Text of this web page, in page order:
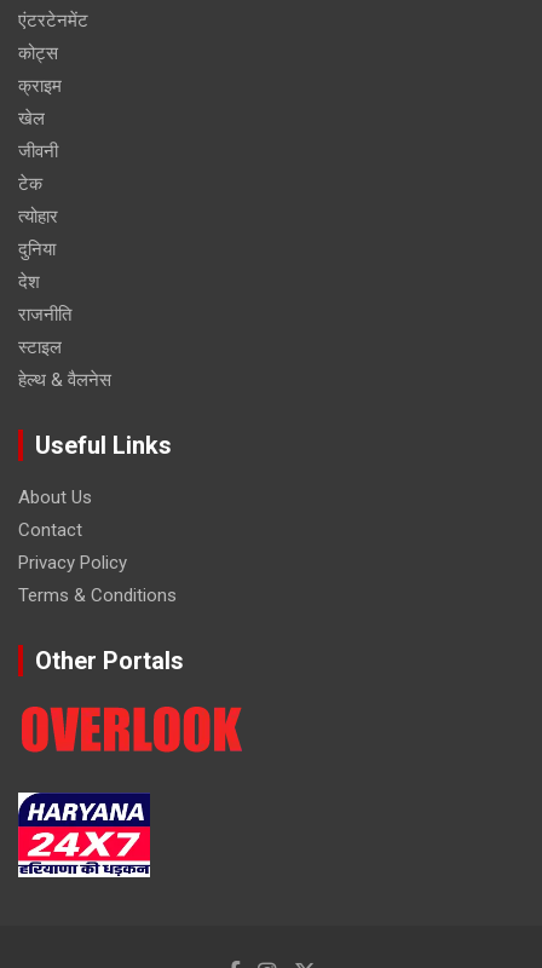
एंटरटेनमेंट
कोट्स
क्राइम
खेल
जीवनी
टेक
त्योहार
दुनिया
देश
राजनीति
स्टाइल
हेल्थ & वैलनेस
Useful Links
About Us
Contact
Privacy Policy
Terms & Conditions
Other Portals